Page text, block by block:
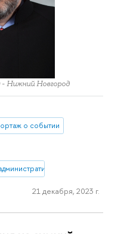
Нижний Новгород
о событии
права (Нижний
21 декабря, 2023 г.